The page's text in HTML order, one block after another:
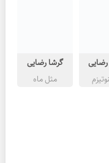
گرشا رضایی
مثل ماه